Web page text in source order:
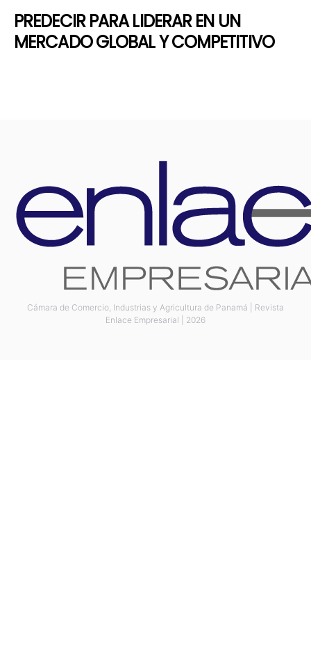
PREDECIR PARA LIDERAR EN UN
MERCADO GLOBAL Y COMPETITIVO
Cámara de Comercio, Industrias y Agricultura de Panamá | Revista
Enlace Empresarial | 2026